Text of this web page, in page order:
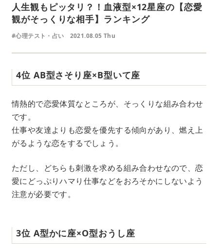
人生観もピッタリ？！血液型×12星座の【恋愛
観がそっくりな相手】ランキング
#心理テスト・占い 2021.08.05 Thu
4位 AB型さそり座×B型いて座
情熱的で恋愛体質なところが、そっくりな組み合わせ
です。
仕事や友達よりも恋愛を優先する傾向があり、燃え上
がるような恋をするでしょう。
ただし、どちらも刺激を求める組み合わせなので、恋
愛にどっぷりハマり仕事などをおろそかにしないよう
注意が必要です。
3位 A型かに座×O型おうし座